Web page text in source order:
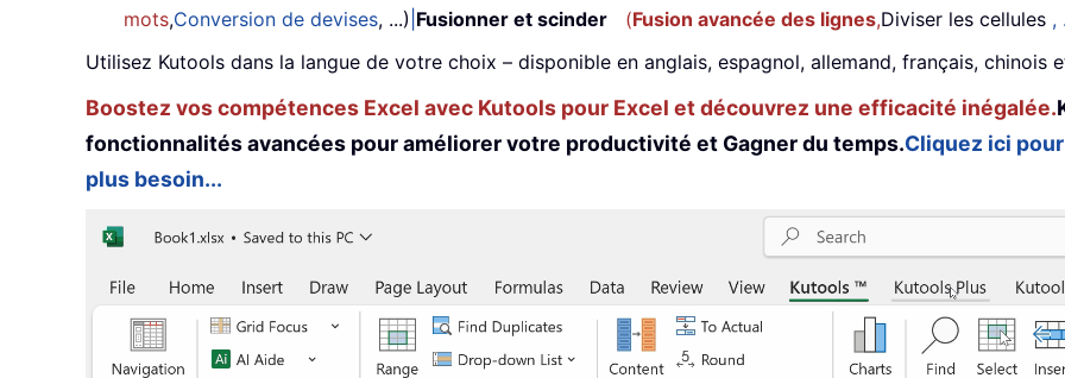
mots,Conversion de devises, ...) Fusionner et scinder (Fusion avancée des lignes,Diviser les cellules ,
Utilisez Kutools dans la langue de votre choix – disponible en anglais, espagnol, allemand, français, chinois
Boostez vos compétences Excel avec Kutools pour Excel et découvrez une efficacité inégalée.
fonctionnalités avancées pour améliorer votre productivité et Gagner du temps.Cliquez ici
plus besoin...